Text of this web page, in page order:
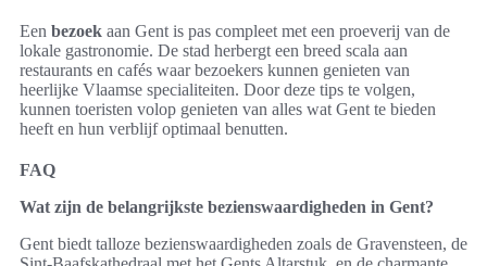
Een bezoek aan Gent is pas compleet met een proeverij van de
lokale gastronomie. De stad herbergt een breed scala aan
restaurants en cafés waar bezoekers kunnen genieten van
heerlijke Vlaamse specialiteiten. Door deze tips te volgen,
kunnen toeristen volop genieten van alles wat Gent te bieden
heeft en hun verblijf optimaal benutten.
FAQ
Wat zijn de belangrijkste bezienswaardigheden in Gent?
Gent biedt talloze bezienswaardigheden zoals de Gravensteen, de